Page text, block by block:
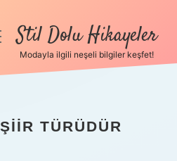
Stil Dolu Hikayeler
Modayla ilgili neşeli bilgiler keşfet!
TÜRÜDÜR